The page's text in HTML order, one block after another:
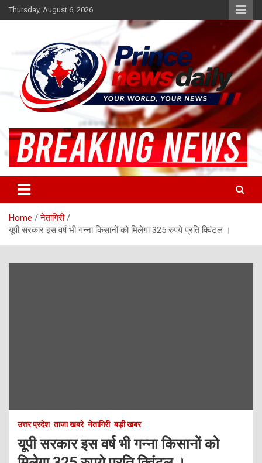
Skip
to
Thursday, August 6, 2026
Princenews Daily
Home
नेतागिरी
यूपी सरकार इस वर्ष भी गन्ना किसानों को मिलेगा 325 रुपये प्रति क्विंटल ।
उत्तर प्रदेश ताजा खबरे नेतागिरी बड़ी खबर
यूपी सरकार इस वर्ष भी गन्ना किसानों को